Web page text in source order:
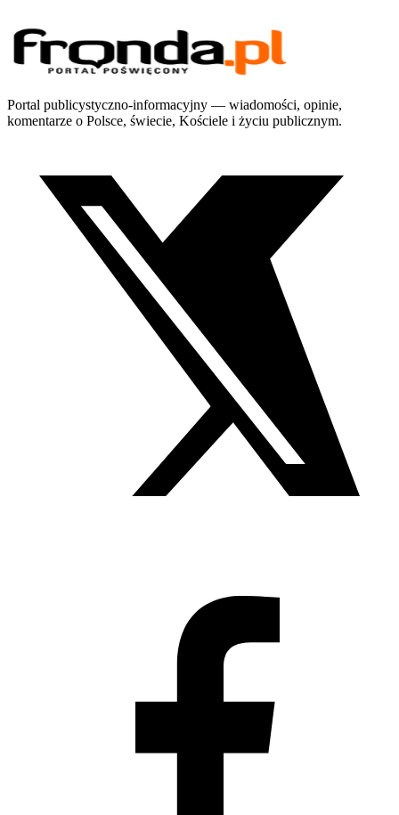
Portal publicystyczno-informacyjny — wiadomości, opinie,
komentarze o Polsce, świecie, Kościele i życiu publicznym.